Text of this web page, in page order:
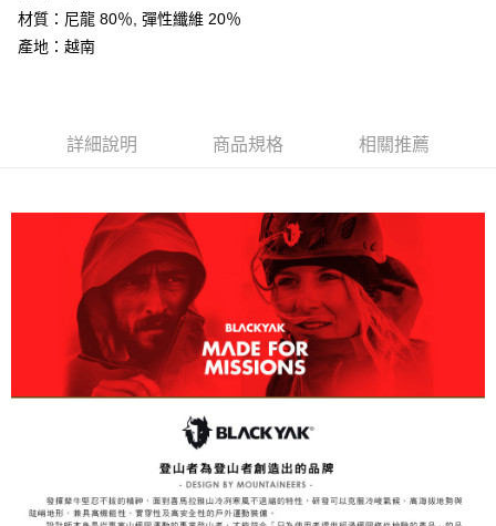
相關說明
【大哥付你分期使用說明】
3.實際核准額度、可分期數及費用金額請依後續交易確認頁面所載為準。
【繳款方式說明】
1.分期款項不併入電信帳單，「大哥付你分期」於每月結算日後寄送繳費提
2.透過簡訊連結打開帳單後，可選擇「超商條碼／台灣大直營門市／銀行轉
帳／街口支付／iPASS MONEY」等通路繳費。
【注意事項】
1.本服務係由「台灣大哥大股份有限公司」（以下簡稱本公司）所提供，讓
用戶於交易時，得透過本服務購買商品或服務，並由商店將買賣／分期付款
2.基於同意付款使用「大哥付你分期」之契約關係目的，商店將以您的個人
資料（包含姓名、電話或地址）提供予台灣大哥大進項蒐集、處理及利用，
由本公司與您本人進行分期帳單所需資料之確認、核對及更正。
3.完整用戶服務條款，請詳閱以下連結：https://oppay.tw/userRule
AFTEE先享後付是「在收到商品之後才付款」的支付方式。 讓您購物簡單
便利好安心！
３．安心：先確認商品／服務後，再付款。
【「AFTEE先享後付」結帳流程】
１．於結帳方式選擇「AFTEE先享後付」後，將跳轉至「AFTEE先享後付」
結帳頁面，進行簡訊認證並確認金額後，即可完成結帳。
２．訂單成立數日內，您將收到繳費通知簡訊。
３．收到繳費通知簡訊後14天內，點擊此簡訊中的連結，可透過四大超商／
ATM／網路銀行／等多元方式進行付款，方視為交易完成。
※ 請注意：結帳手續完成當下不需立刻繳費，但若您需要取消訂單，請聯絡
購買商品的店家。未經商家同意取消之訂單仍視為有效，需透過AFTEE先享
※ 交易是否成功請以「AFTEE先享後付 」之結帳頁面顯示為準，若有關於
https://netprotections.freshdesk.com/support/home
【注意事項】
ATM付款
全家取貨付款
每筆NT$60，滿NT$599(含以上)免運費
付款後全家取貨
每筆NT$60，滿NT$599(含以上)免運費
萊爾富取貨付款
每筆NT$60，滿NT$799(含以上)免運費
每筆NT$60，滿NT$799(含以上)免運費
7-11取貨付款
材質：尼龍 80％, 彈性纖維 20％
產地：越南
詳細說明 商品規格 相關推薦